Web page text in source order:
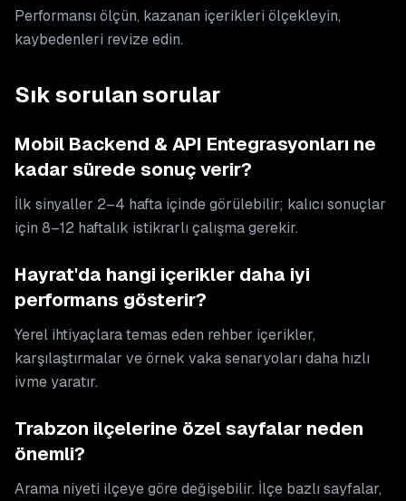
Performansı ölçün, kazanan içerikleri ölçekleyin,
kaybedenleri revize edin.
Sık sorulan sorular
Mobil Backend & API Entegrasyonları ne
kadar sürede sonuç verir?
İlk sinyaller 2–4 hafta içinde görülebilir; kalıcı sonuçlar
için 8–12 haftalık istikrarlı çalışma gerekir.
Hayrat'da hangi içerikler daha iyi
performans gösterir?
Yerel ihtiyaçlara temas eden rehber içerikler,
karşılaştırmalar ve örnek vaka senaryoları daha hızlı
ivme yaratır.
Trabzon ilçelerine özel sayfalar neden
önemli?
Arama niyeti ilçeye göre değişebilir. İlçe bazlı sayfalar,